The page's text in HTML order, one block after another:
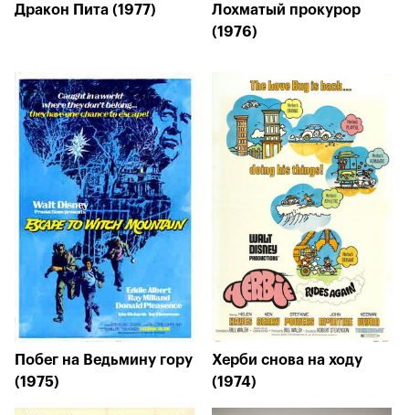
Дракон Пита (1977)
Лохматый прокурор
(1976)
Побег на Ведьмину гору
(1975)
Херби снова на ходу
(1974)